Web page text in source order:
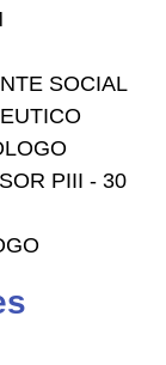
SOCIAL
PIII - 30